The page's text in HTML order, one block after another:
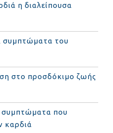
η διαλείπουσα
συμπτώματα του
στο προσδόκιμο ζωής
συμπτώματα που
καρδιά